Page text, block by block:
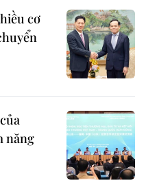
cơ
năng